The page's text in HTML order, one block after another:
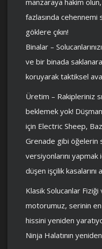
fazlasında cehennemi
göklere çıkın!
Binalar –
ve bir binada
koruyarak taktiksel
Üretim – Rakipleriniz
beklemek yok!
için Electric Sheep,
Grenade gibi öğelerin
versiyonlarını yapmak
düşen işçilik kasalarını
Klasik Solucanlar
motorumuz, serinin en
hissini yeniden
Ninja Halatının